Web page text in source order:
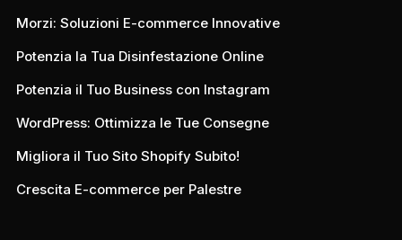
Morzi: Soluzioni E-commerce Innovative
Potenzia la Tua Disinfestazione Online
Potenzia il Tuo Business con Instagram
WordPress: Ottimizza le Tue Consegne
Migliora il Tuo Sito Shopify Subito!
Crescita E-commerce per Palestre